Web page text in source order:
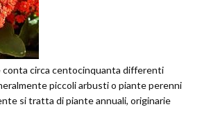
conta circa centocinquanta differenti
piccoli arbusti o piante perenni
si tratta di piante annuali, originarie